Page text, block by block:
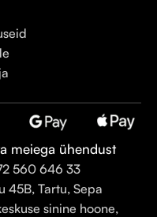
meiega ühendust
560 646 33
45B, Tartu, Sepa
sinine hoone,